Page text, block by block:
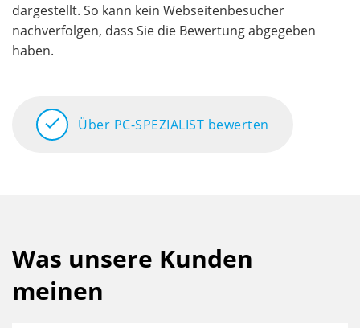
dargestellt. So kann kein Webseitenbesucher
nachverfolgen, dass Sie die Bewertung abgegeben
haben.
check Über PC-SPEZIALIST bewerten
Was unsere Kunden
meinen